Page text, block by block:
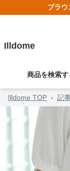
ブラ
Illdome
商品を検索す
Illdome TOP › 記